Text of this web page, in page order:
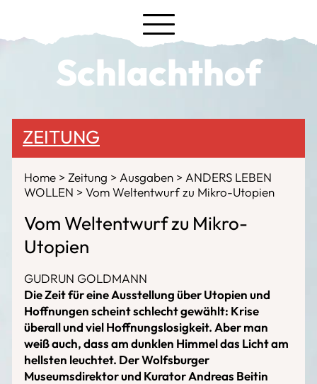
Schlachthof
ZEITUNG
Home Zeitung Ausgaben
ANDERS LEBEN
WOLLEN
Vom Weltentwurf zu Mikro-Utopien
Vom Weltentwurf zu Mikro-
Utopien
GUDRUN GOLDMANN
Die Zeit für eine Ausstellung über Utopien und
Hoffnungen scheint schlecht gewählt: Krise
überall und viel Hoffnungslosigkeit. Aber man
weiß auch, dass am dunklen Himmel das Licht am
hellsten leuchtet. Der Wolfsburger
Museumsdirektor und Kurator Andreas Beitin